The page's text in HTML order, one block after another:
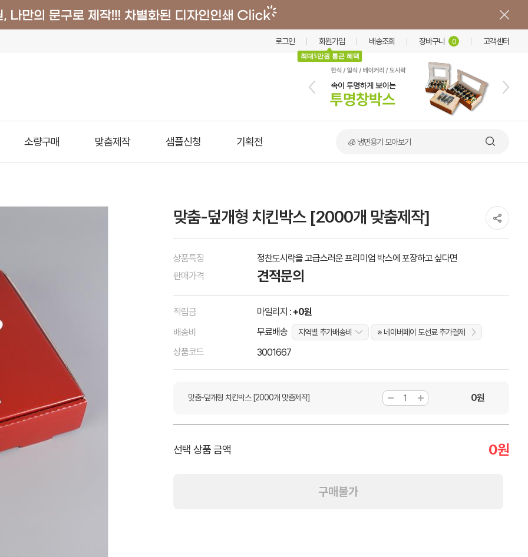
로그인 회원가입
최대5만원 통큰 혜택
배송조회 장바구니 0 고객센터
소량구매 맞춤제작 샘플신청 기획전 🍲 덮밥·비빔밥 가마솥용기
맞춤-덮개형 치킨박스 [2000개 맞춤제작]
상품특징
정찬도시락을 고급스러운 프리미엄 박스에 포장하고 싶다면
판매가격
견적문의
적립금 마일리지 : +0원
배송비
무료배송 지역별 추가배송비 ※ 네이버페이 도선료 추가결제
상품코드 3001667
맞춤-덮개형 치킨박스 [2000개 맞춤제작] 0원
선택 상품 금액 0원
구매불가